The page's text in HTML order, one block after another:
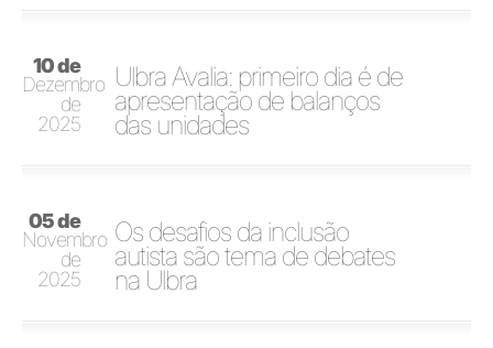
10 de
Dezembro
de
2025
Ulbra Avalia: primeiro dia é de
apresentação de balanços
das unidades
05 de
Novembro
de
2025
Os desafios da inclusão
autista são tema de debates
na Ulbra